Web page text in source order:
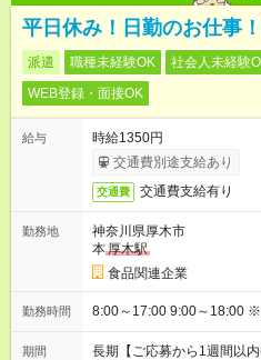
平日休み！日勤のお仕事
派遣 職種未経験OK 社会人未経験
WEB登録・面接OK
給与
時給1350円
交通費別途支給あり
交通費 交通費支給有り
勤務地
神奈川県厚木市
本厚木駅
食品関連企業
勤務時間
期間
長期【ご応募から1週間以